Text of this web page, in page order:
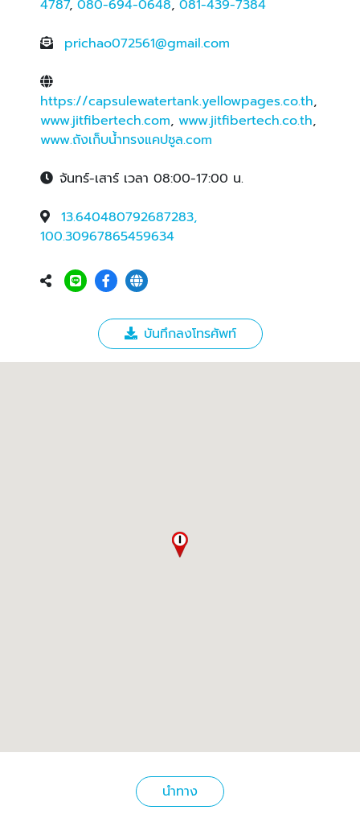
4787, 080-694-0648, 081-439-7384
prichao072561@gmail.com
https://capsulewatertank.yellowpages.co.th,
www.jitfibertech.com, www.jitfibertech.co.th,
www.ถังเก็บน้ำทรงแคปซูล.com
จันทร์-เสาร์ เวลา 08:00-17:00 น.
13.640480792687283,
100.30967865459634
บันทึกลงโทรศัพท์
นำทาง